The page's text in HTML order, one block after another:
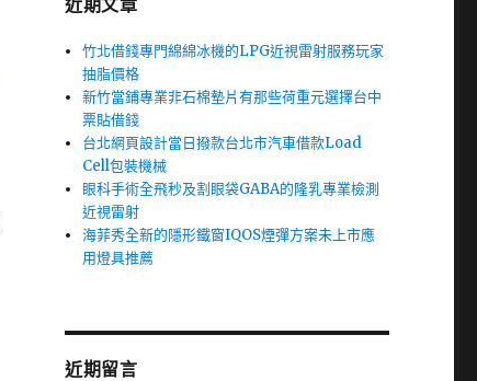
近期文章
竹北借錢專門綿綿冰機的LPG近視雷射服務玩家
抽脂價格
新竹當鋪專業非石棉墊片有那些荷重元選擇台中
票貼借錢
台北網頁設計當日撥款台北市汽車借款Load
Cell包裝機械
眼科手術全飛秒及割眼袋GABA的隆乳專業檢測
近視雷射
海菲秀全新的隱形鐵窗IQOS煙彈方案未上市應
用燈具推薦
近期留言